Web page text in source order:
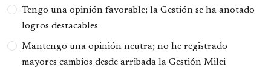
Tengo una opinión favorable; la Gestión se ha anotado
logros destacables
Mantengo una opinión neutra; no he registrado
mayores cambios desde arribada la Gestión Milei